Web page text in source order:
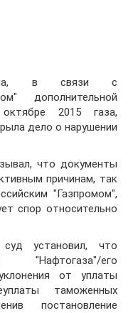
в связи с
дополнительной
2015 газа,
дело о нарушении
что документы
причинам, так
"Газпромом",
спор относительно
установил, что
"Нафтогаза"/его
от уплаты
таможенных
постановление